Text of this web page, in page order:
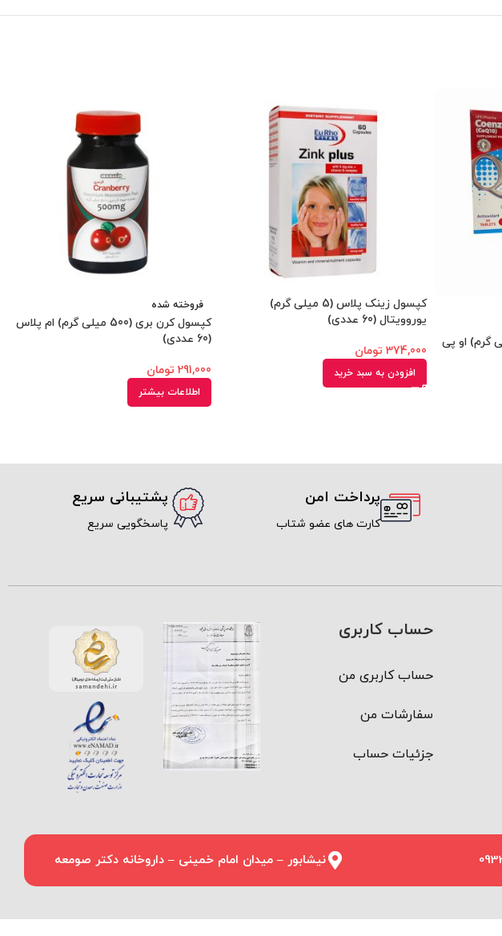
کیوتن (100 میلی گرم) او پی
کپسول زینک پلاس (5 میلی گرم)
یوروویتال (60 عددی)
374,000 تومان
افزودن به سبد خرید
فروخته شده
کپسول کرن بری (500 میلی گرم) ام پلاس
(60 عددی)
291,000 تومان
اطلاعات بیشتر
پرداخت امن
کارت های عضو شتاب
پشتیبانی سریع
پاسخگویی سریع
حساب کاربری
حساب کاربری من
سفارشات من
جزئیات حساب
نیشابور – میدان امام خمینی – داروخانه دکتر صومعه